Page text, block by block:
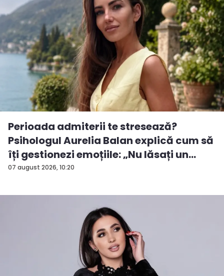
07 august 2026, 10:20
Perioada admiterii te stresează?
Psihologul Aurelia Balan explică cum să
îți gestionezi emoțiile: „Nu lăsați un
rezu...